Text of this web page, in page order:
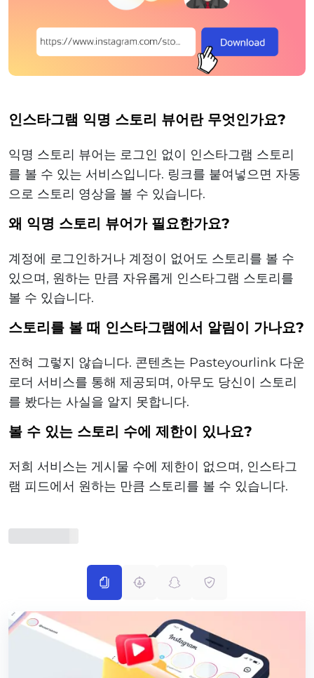
인스타그램 익명 스토리 뷰어란 무엇인가요?
익명 스토리 뷰어는 로그인 없이 인스타그램 스토리
를 볼 수 있는 서비스입니다. 링크를 붙여넣으면 자동
으로 스토리 영상을 볼 수 있습니다.
왜 익명 스토리 뷰어가 필요한가요?
계정에 로그인하거나 계정이 없어도 스토리를 볼 수
있으며, 원하는 만큼 자유롭게 인스타그램 스토리를
볼 수 있습니다.
스토리를 볼 때 인스타그램에서 알림이 가나요?
전혀 그렇지 않습니다. 콘텐츠는 Pasteyourlink 다운
로더 서비스를 통해 제공되며, 아무도 당신이 스토리
를 봤다는 사실을 알지 못합니다.
볼 수 있는 스토리 수에 제한이 있나요?
저희 서비스는 게시물 수에 제한이 없으며, 인스타그
램 피드에서 원하는 만큼 스토리를 볼 수 있습니다.